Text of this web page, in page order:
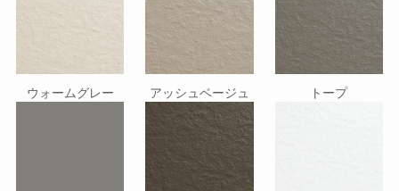
ウォームグレー アッシュベージュ トープ